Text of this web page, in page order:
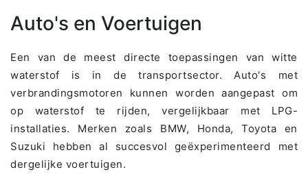
Auto's en Voertuigen
Een van de meest directe toepassingen van witte
waterstof is in de transportsector. Auto's met
verbrandingsmotoren kunnen worden aangepast om
op waterstof te rijden, vergelijkbaar met LPG-
installaties. Merken zoals BMW, Honda, Toyota en
Suzuki hebben al succesvol geëxperimenteerd met
dergelijke voertuigen.